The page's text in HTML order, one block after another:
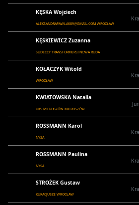
KĘSKA Wojciech
ALEKSANDRAPAWLAK89@GMAIL.COM WROCŁAW
KĘSKIEWICZ Zuzanna
SUDECCY TRANSFORMERSI NOWA RUDA
KOŁACZYK Witold
WROCŁAW
KWIATOWSKA Natalia
UKS MIEROSZÓW MIEROSZÓW
ROSSMANN Karol
NYSA
ROSSMANN Paulina
NYSA
STROŻEK Gustaw
KURACJUSZE WROCŁAW